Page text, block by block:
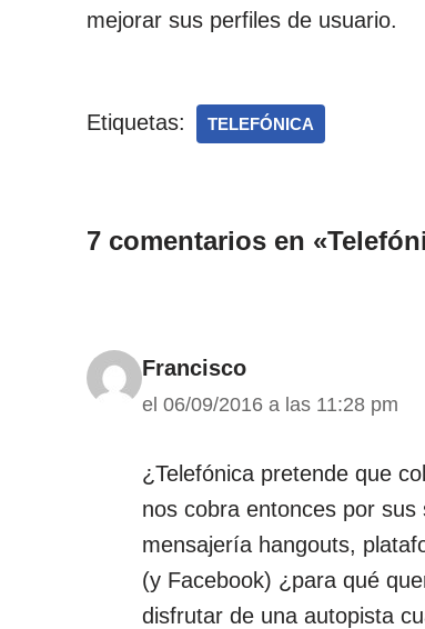
mejorar sus perfiles de usuario.
Etiquetas: TELEFÓNICA
7 comentarios en
Francisco
el 06/09/2016 a las 11:28 pm
¿Telefónica pretende que
nos cobra entonces por
mensajería hangouts,
(y Facebook) ¿para qué
disfrutar de una autopista